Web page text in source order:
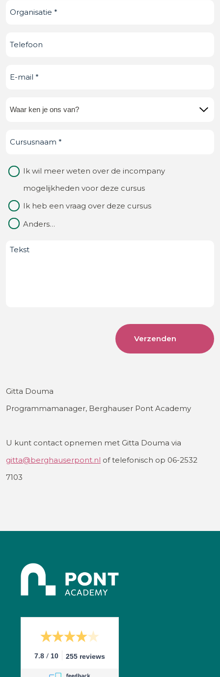
Organisatie(Vereist)
Telefoonnummer
E-
Waar
je
van?
(Vereist)
Cursusnaam (Vereist)
Waarom
contact
Ik wil meer weten over de incompany
mogelijkheden voor deze cursus
Ik heb een vraag over deze cursus
Anders…
Bericht
Gitta Douma
Programmamanager, Berghauser Pont Academy
U kunt contact opnemen met Gitta Douma via
gitta@berghauserpont.nl of telefonisch op 06-2532
7103
7.8 / 10 255 reviews